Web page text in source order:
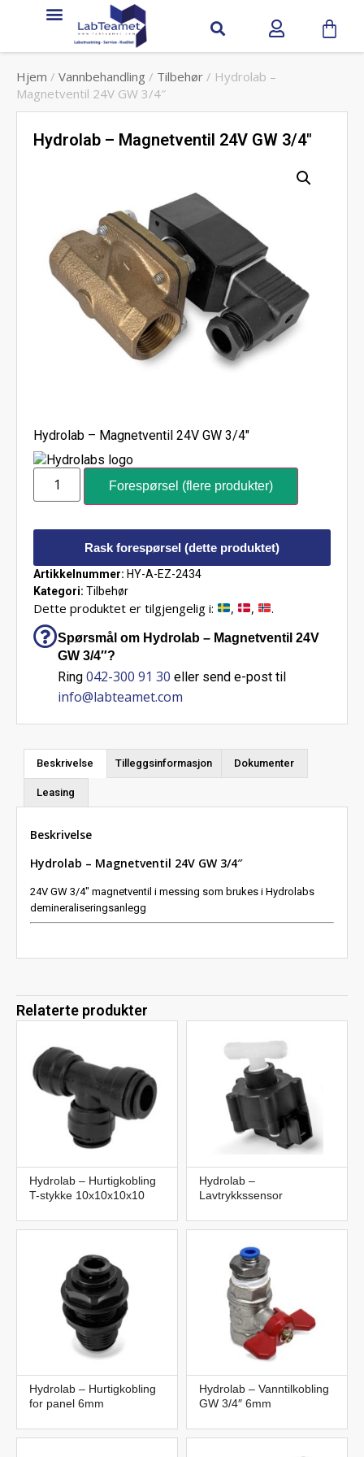
Hjem / Vannbehandling / Tilbehør / Hydrolab –
Magnetventil 24V GW 3/4″
Hydrolab – Magnetventil 24V GW 3/4″
Hydrolab – Magnetventil 24V GW 3/4″
Forespørsel (flere produkter)
Rask forespørsel (dette produktet)
Artikkelnummer: HY-A-EZ-2434
Kategori: Tilbehør
Dette produktet er tilgjengelig i: , , .
Spørsmål om Hydrolab – Magnetventil 24V
GW 3/4″?
Ring 042-300 91 30 eller send e-post til
info@labteamet.com
Beskrivelse Tilleggsinformasjon Dokumenter
Leasing
Beskrivelse
Hydrolab – Magnetventil 24V GW 3/4″
24V GW 3/4″ magnetventil i messing som brukes i Hydrolabs
demineraliseringsanlegg
Relaterte produkter
Hydrolab – Hurtigkobling
T-stykke 10x10x10x10
Hydrolab –
Lavtrykkssensor
Hydrolab – Hurtigkobling
for panel 6mm
Hydrolab – Vanntilkobling
GW 3/4″ 6mm